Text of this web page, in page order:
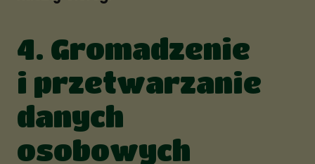
4. Gromadzenie
i przetwarzanie
danych
osobowych